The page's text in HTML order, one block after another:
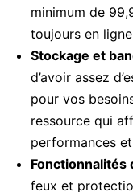
minimum de
toujours en
Stockage et
d’avoir assez
pour vos
ressource qui
performances
Fonctionnalités
feux et